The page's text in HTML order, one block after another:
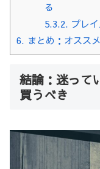
る
5.3.2. プレ
6. まとめ：オスス
結論：迷って
買うべき